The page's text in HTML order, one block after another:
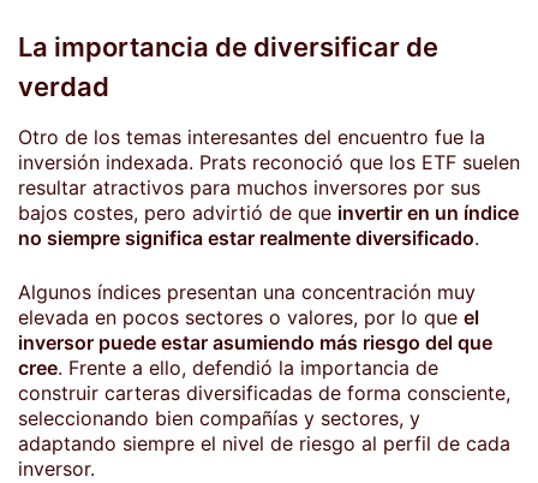
La importancia de diversificar de
verdad
Otro de los temas interesantes del encuentro fue la
inversión indexada. Prats reconoció que los ETF suelen
resultar atractivos para muchos inversores por sus
bajos costes, pero advirtió de que invertir en un índice
no siempre significa estar realmente diversificado.
Algunos índices presentan una concentración muy
elevada en pocos sectores o valores, por lo que el
inversor puede estar asumiendo más riesgo del que
cree. Frente a ello, defendió la importancia de
construir carteras diversificadas de forma consciente,
seleccionando bien compañías y sectores, y
adaptando siempre el nivel de riesgo al perfil de cada
inversor.